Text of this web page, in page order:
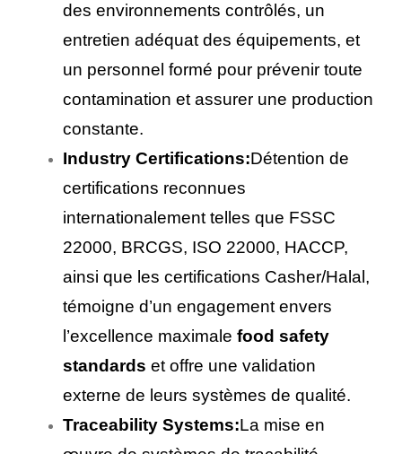
des environnements contrôlés, un
entretien adéquat des équipements, et
un personnel formé pour prévenir toute
contamination et assurer une production
constante.
Industry Certifications:Détention de
certifications reconnues
internationalement telles que FSSC
22000, BRCGS, ISO 22000, HACCP,
ainsi que les certifications Casher/Halal,
témoigne d’un engagement envers
l’excellence maximale food safety
standards et offre une validation
externe de leurs systèmes de qualité.
Traceability Systems:La mise en